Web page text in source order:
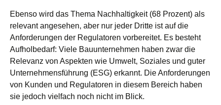
Ebenso wird das Thema Nachhaltigkeit (68 Prozent) als
relevant angesehen, aber nur jeder Dritte ist auf die
Anforderungen der Regulatoren vorbereitet. Es besteht
Aufholbedarf: Viele Bauunternehmen haben zwar die
Relevanz von Aspekten wie Umwelt, Soziales und guter
Unternehmensführung (ESG) erkannt. Die Anforderungen
von Kunden und Regulatoren in diesem Bereich haben
sie jedoch vielfach noch nicht im Blick.